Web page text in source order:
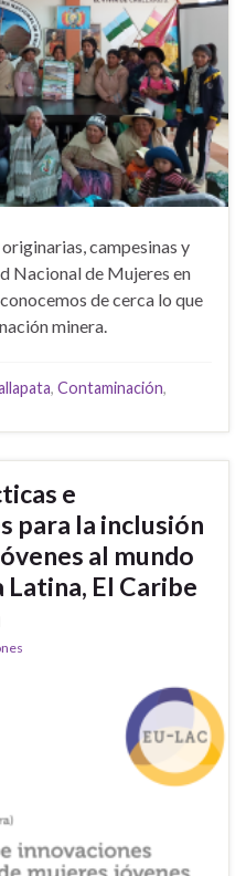
campesinas y
Nacional de Mujeres en
de cerca lo que
minera.
, Contaminación,
e
para la inclusión
al mundo
El Caribe